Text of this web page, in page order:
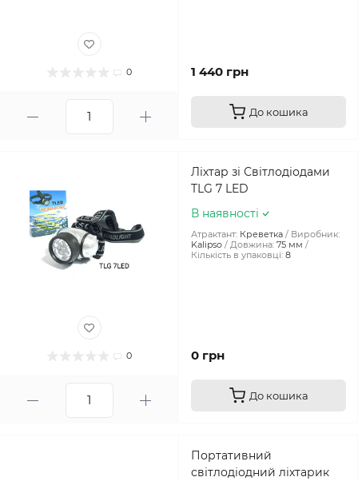
0 1 440 грн
До кошика
0
Ліхтар зі Світлодіодами
TLG 7 LED
В наявності
Атрактант: Креветка
Виробник:
Kalipso
Довжина: 75 мм
Кількість в упаковці: 8
0 грн
До кошика
Портативний
світлодіодний ліхтарик